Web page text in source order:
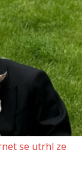
se utrhl ze